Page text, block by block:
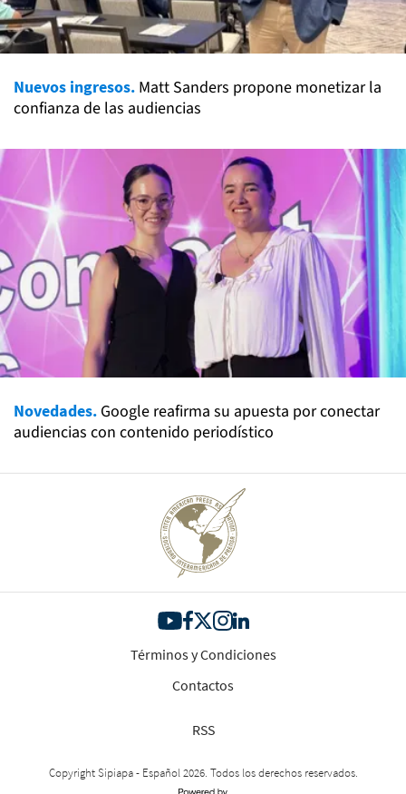
Nuevos ingresos. Matt Sanders propone monetizar la
confianza de las audiencias
Novedades. Google reafirma su apuesta por conectar
audiencias con contenido periodístico
Términos y Condiciones
Contactos
RSS
Copyright Sipiapa - Español 2026. Todos los derechos reservados.